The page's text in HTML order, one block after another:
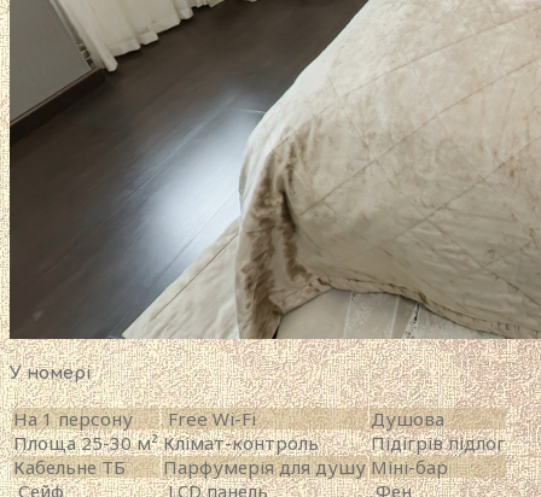
У номері
На 1 персону Free Wi-Fi
Душова
Площа 25-30 м² Клімат-контроль
Підігрів підлог
Кабельне ТБ
Парфумерія для душу Міні-бар
Сейф
LCD панель Фен